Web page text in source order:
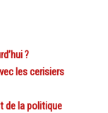
?
les cerisiers
de la politique